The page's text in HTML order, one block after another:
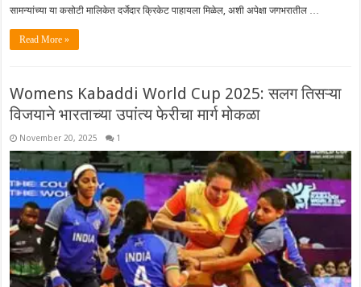
सामन्यांच्या या कसोटी मालिकेत दर्जेदार क्रिकेट पाहायला मिळेल, अशी अपेक्षा जगभरातील …
Read More »
Womens Kabaddi World Cup 2025: सलग तिसऱ्या
विजयाने भारताच्या उपांत्य फेरीचा मार्ग मोकळा
November 20, 2025 1